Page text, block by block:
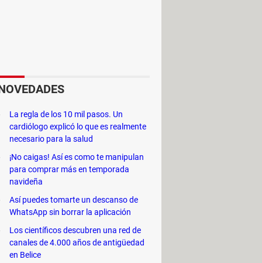
con aquellos
Para saber si tu PC es
su correcto
La regla de los 10 mil pasos. Un
cardiólogo explicó lo que es realmente
necesario para la salud
¡No caigas! Así es como te manipulan
para comprar más en temporada
navideña
Así puedes tomarte un descanso de
WhatsApp sin borrar la aplicación
Los científicos descubren una red de
canales de 4.000 años de antigüedad
en Belice